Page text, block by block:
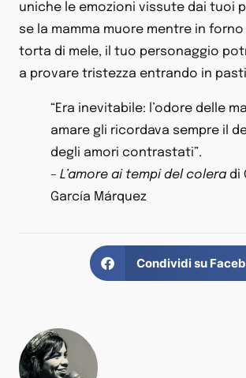
uniche le emozioni vissute dai tuoi
se la mamma muore mentre in
torta di mele, il tuo personaggio
a provare tristezza entrando in
“Era inevitabile: l’odore delle
amare gli ricordava sempre il
degli amori contrastati”.
– L’amore ai tempi del colera di
García Márquez
Condividi su